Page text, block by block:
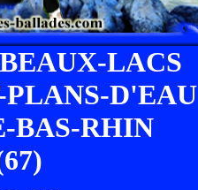
LACS
PLANS-D'EAU
BAS-RHIN